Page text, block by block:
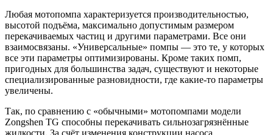
Любая мотопомпа характеризуется производительностью,
высотой подъёма, максимально допустимым размером
перекачиваемых частиц и другими параметрами. Все они
взаимосвязаны. «Универсальные» помпы — это те, у которых
все эти параметры оптимизированы. Кроме таких помп,
пригодных для большинства задач, существуют и некоторые
специализированные разновидности, где какие-то параметры
увеличены.
Так, по сравнению с «обычными» мотопомпами модели
Zongshen TG способны перекачивать сильнозагрязнённые